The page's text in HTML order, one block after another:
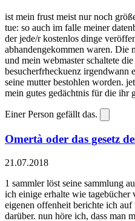
ist mein frust meist nur noch
tue: so auch im falle meiner
der jede/r kostenlos dinge
abhandengekommen waren. Die
und mein webmaster schaltete
besucherfrheckuenz irgendwann
seine mutter bestohlen worden.
mein gutes gedächtnis für die ihr
Einer Person gefällt das.
Omertà oder das gesetz
21.07.2018
1 sammler löst seine sammlung
ich einige erhalte wie
eigenen offenheit berichte ich
darüber. nun höre ich, dass man